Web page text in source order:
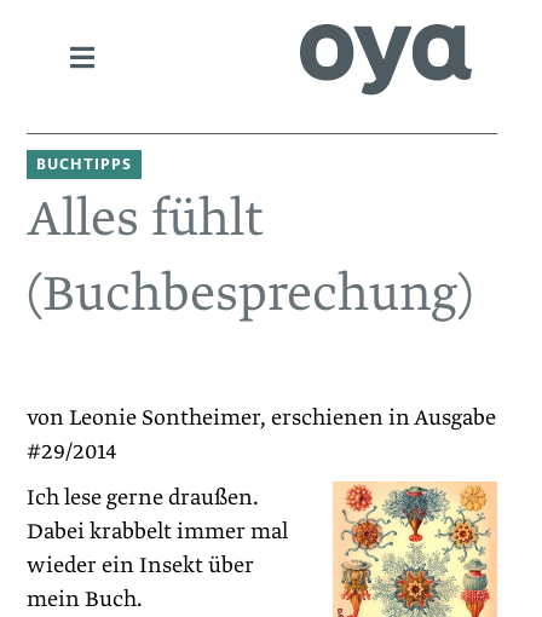
BUCHTIPPS
Alles fühlt
(Buchbesprechung)
von Leonie Sontheimer, erschienen in Ausgabe
#29/2014
Ich lese gerne draußen.
Dabei krabbelt immer mal
wieder ein Insekt über
mein Buch.